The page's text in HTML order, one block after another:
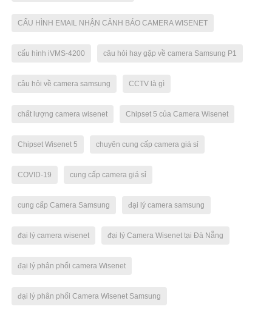
CẤU HÌNH EMAIL NHẬN CẢNH BÁO CAMERA WISENET
cấu hình iVMS-4200 câu hỏi hay gặp về camera Samsung P1
câu hỏi về camera samsung CCTV là gì
chất lượng camera wisenet Chipset 5 của Camera Wisenet
Chipset Wisenet 5 chuyên cung cấp camera giá sỉ
COVID-19 cung cấp camera giá sỉ
cung cấp Camera Samsung đại lý camera samsung
đại lý camera wisenet đại lý Camera Wisenet tại Đà Nẵng
đại lý phân phối camera Wisenet
đại lý phân phối Camera Wisenet Samsung